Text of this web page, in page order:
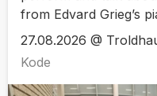
from Edvard Grieg’s
27.08.2026 @
Kode